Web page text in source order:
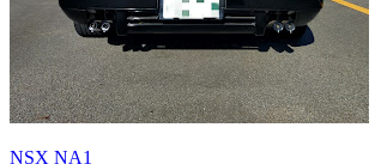
NSX NA1